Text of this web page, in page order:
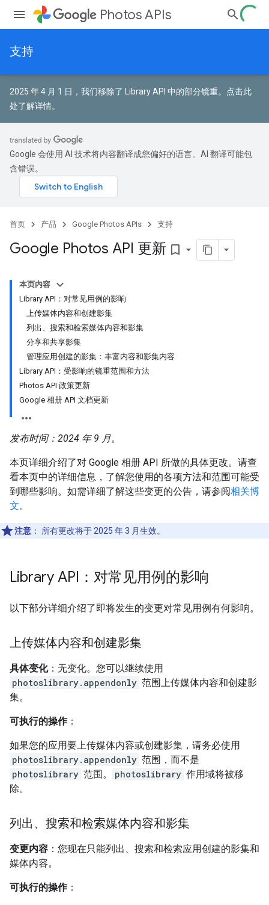
Photos APIs
支持
2025 年 4 月 1 日，我们移除了 Library API 中的部分镜重。
点击此
处了解详情。
Google 会使用 AI 技术将内容翻译成您偏好的语言。AI 翻译可能包
含错误。
首页 产品 Google Photos APIs 支持
Google Photos API 更新 bookmark_border
本页内容
Library API：对常见用例的影响
上传媒体内容和创建影集
列出、搜索和检索媒体内容和影集
分享和共享影集
管理应用创建的影集：丰富内容和影集内容
Library API：受影响的镜重范围和方法
Photos API 政策更新
Google 相册 API 文档更新
发布时间：2024 年 9 月。
本页详细介绍了对 Google 相册 API 所做的具体更改。请查
看本页中的详细信息，了解您使用的各项方法和范围可能受
到哪些影响。如需详细了解这些变更的公告，请参阅相关博
文。
注意 ： 所有更改将于 2025 年 3 月生效。
Library API：对常见用例的影响
以下部分详细介绍了即将发生的变更对常见用例有何影响。
上传媒体内容和创建影集
具体变化：无变化。您可以继续使用
photoslibrary.appendonly 范围上传媒体内容和创建影
集。
可执行的操作：
如果您的应用要上传媒体内容或创建影集，请务必使用
photoslibrary.appendonly 范围，而不是
photoslibrary 范围。 photoslibrary 作用域将被移
除。
列出、搜索和检索媒体内容和影集
变更内容 ：您现在只能列出、搜索和检索应用创建的影集和
媒体内容。
可执行的操作：